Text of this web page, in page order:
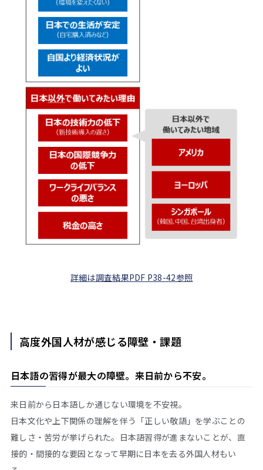
詳細は調査結果PDF P38-42参照
高度外国人材が感じる障壁・課題
日本語の習得が最大の障壁。来日前から不安。
来日前から日本語しか通じない環境を不安視。
日本文化や上下関係の理解を伴う「正しい敬語」を学ぶことの
難しさ・苦労が挙げられた。日本語習得が進まないことが、直
接的・間接的な要因となって早期に日本を去る外国人材もい